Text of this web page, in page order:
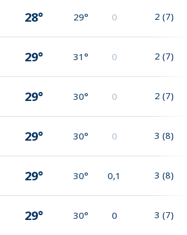
28° 29° 0 2 (7)
29° 31° 0 2 (7)
29° 30° 0 2 (7)
29° 30° 0 3 (8)
29° 30° 0,1 3 (8)
29° 30° 0 3 (7)